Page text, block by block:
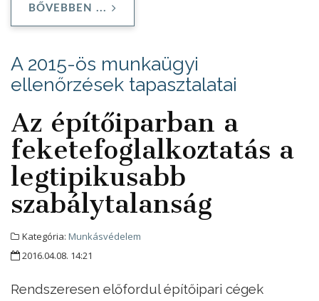
BŐVEBBEN ...
A 2015-ös munkaügyi
ellenőrzések tapasztalatai
Az építőiparban a
feketefoglalkoztatás a
legtipikusabb
szabálytalanság
Kategória: Munkásvédelem
2016.04.08. 14:21
Rendszeresen előfordul építőipari cégek